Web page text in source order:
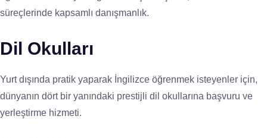
süreçlerinde kapsamlı danışmanlık.
Dil Okulları
Yurt dışında pratik yaparak İngilizce öğrenmek isteyenler için,
dünyanın dört bir yanındaki prestijli dil okullarına başvuru ve
yerleştirme hizmeti.